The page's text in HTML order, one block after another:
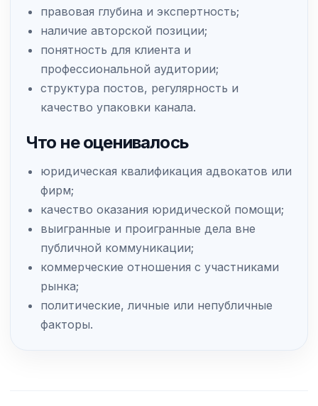
правовая глубина и экспертность;
наличие авторской позиции;
понятность для клиента и
профессиональной аудитории;
структура постов, регулярность и
качество упаковки канала.
Что не оценивалось
юридическая квалификация адвокатов или
фирм;
качество оказания юридической помощи;
выигранные и проигранные дела вне
публичной коммуникации;
коммерческие отношения с участниками
рынка;
политические, личные или непубличные
факторы.